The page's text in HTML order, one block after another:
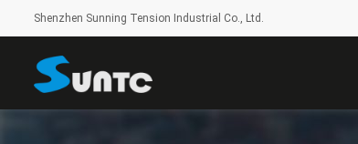
Shenzhen Sunning Tension Industrial Co., Ltd.